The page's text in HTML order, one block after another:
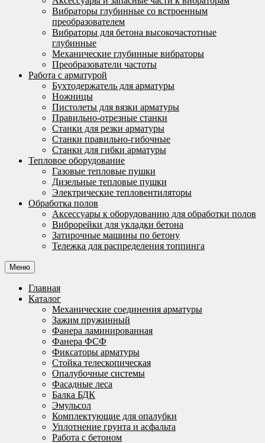
Вибраторы глубинные со встроенным
преобразователем
Вибраторы для бетона высокочастотные
глубинные
Механические глубинные вибраторы
Преобразователи частоты
Работа с арматурой
Бухтодержатель для арматуры
Ножницы
Пистолеты для вязки арматуры
Правильно-отрезные станки
Станки для резки арматуры
Станки правильно-гибочные
Станки для гибки арматуры
Тепловое оборудование
Газовые тепловые пушки
Дизельные тепловые пушки
Электрические тепловентиляторы
Обработка полов
Аксессуары к оборудованию для обработки полов
Виброрейки для укладки бетона
Затирочные машины по бетону
Тележка для распределения топпинга
Меню
Главная
Каталог
Механические соединения арматуры
Зажим пружинный
Фанера ламинированная
Фанера ФСФ
Фиксаторы арматуры
Стойка телескопическая
Опалубочные системы
Фасадные леса
Балка БДК
Эмульсол
Комплектующие для опалубки
Уплотнение грунта и асфальта
Работа с бетоном